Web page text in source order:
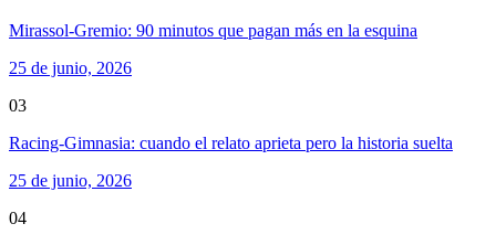
Mirassol-Gremio: 90 minutos que pagan más en la esquina
25 de junio, 2026
03
Racing-Gimnasia: cuando el relato aprieta pero la historia suelta
25 de junio, 2026
04